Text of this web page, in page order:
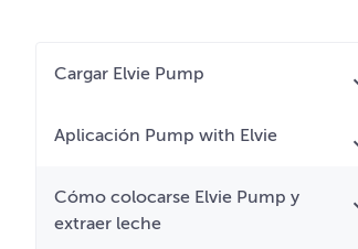
Cargar Elvie Pump
Aplicación Pump with Elvie
Cómo colocarse Elvie Pump y
extraer leche